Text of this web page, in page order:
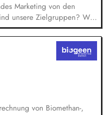
Marketing von den
unsere Zielgruppen? Was
Du gehst in Verbindung
daraus
und neue Formate.
daraus selbstständig
operative Marketing für
Slow Food Magazin und
Media, Website,
mit Vertrieb und
von Biomethan-,